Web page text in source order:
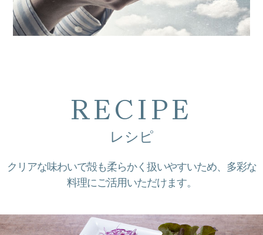
RECIPE
レシピ
クリアな味わいで殻も柔らかく扱いやすいため、多彩な
料理にご活用いただけます。